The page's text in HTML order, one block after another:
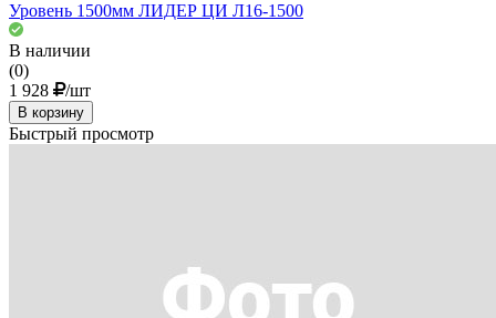
Уровень 1500мм ЛИДЕР ЦИ Л16-1500
В наличии
(0)
1 928
/шт
В корзину
Быстрый просмотр